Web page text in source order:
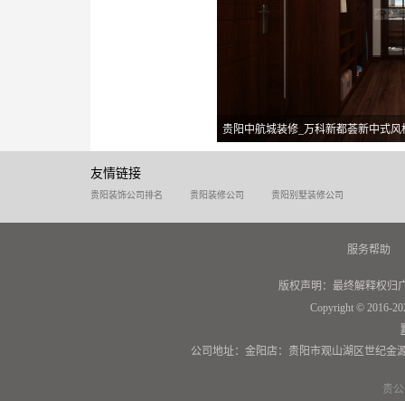
贵阳中航城装修_万科新都荟新中式风
友情链接
贵阳装饰公司排名 贵阳装修公司 贵阳别墅装修公司
服务帮助
版权声明：最终解释权归
Copyright © 2016-
公司地址：金阳店：贵阳市观山湖区世纪金
贵